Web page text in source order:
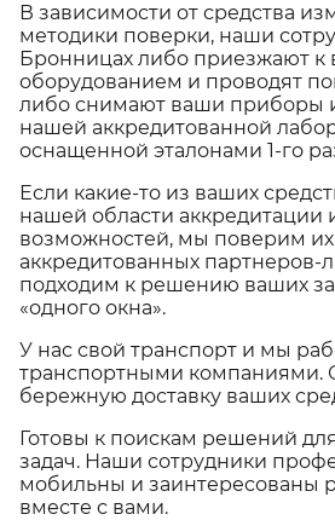
В зависимости от средства
методики поверки, наши
Бронницах либо приезжают к
оборудованием и проводят
либо снимают ваши приборы
нашей аккредитованной
оснащенной эталонами 1-го
Если какие-то из ваших
нашей области аккредитации
возможностей, мы поверим
аккредитованных партнеров-
подходим к решению ваших
«одного окна».
У нас свой транспорт и мы
транспортными компаниями.
бережную доставку ваших
Готовы к поискам решений
задач. Наши сотрудники
мобильны и заинтересованы
вместе с вами.